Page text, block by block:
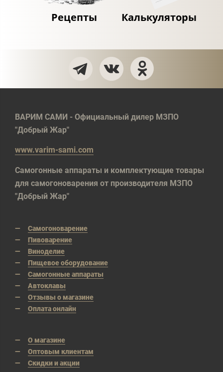
Рецепты Калькуляторы
ВАРИМ САМИ - Официальный дилер МЗПО
"Добрый Жар"
www.varim-sami.com
Самогонные аппараты и комплектующие товары
для самогоноварения от производителя МЗПО
"Добрый Жар"
Самогоноварение
Пивоварение
Виноделие
Пищевое оборудование
Самогонные аппараты
Автоклавы
Отзывы о магазине
Оплата онлайн
О магазине
Оптовым клиентам
Скидки и акции